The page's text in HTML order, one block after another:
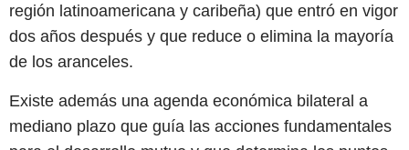
región latinoamericana y caribeña) que entró en vigor
dos años después y que reduce o elimina la mayoría
de los aranceles.
Existe además una agenda económica bilateral a
mediano plazo que guía las acciones fundamentales